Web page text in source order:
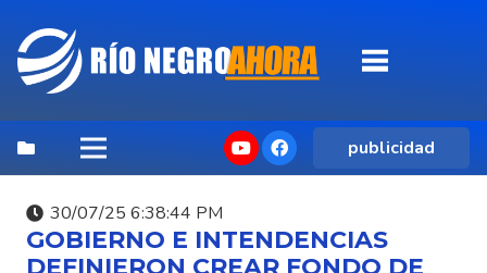
publicidad
30/07/25 6:38:44 PM
GOBIERNO E INTENDENCIAS
DEFINIERON CREAR FONDO DE